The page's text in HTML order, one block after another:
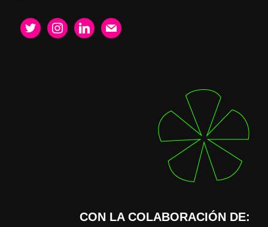
twitter instagramlinkedin mail
CON LA COLABORACIÓN DE: